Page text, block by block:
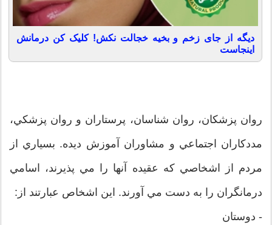
دیگه از جای زخم و بخیه خجالت نکش! کلیک کن درمانش
اینجاست
روان پزشکان، روان شناسان، پرستاران و روان پزشکي،
مددکاران اجتماعي و مشاوران آموزش ديده. بسياري از
مردم از اشخاصي که عقيده آنها را مي پذيرند، اسامي
درمانگران را به دست مي آورند. اين اشخاص عبارتند از:
- دوستان